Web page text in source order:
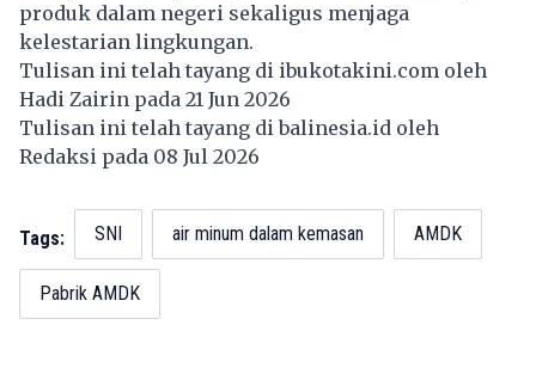
produk dalam negeri sekaligus menjaga
kelestarian lingkungan.
Tulisan ini telah tayang di ibukotakini.com oleh
Hadi Zairin pada 21 Jun 2026
Tulisan ini telah tayang dibalinesia.id oleh
Redaksi pada 08 Jul 2026
Tags: SNI air minum dalam kemasan AMDK
Pabrik AMDK